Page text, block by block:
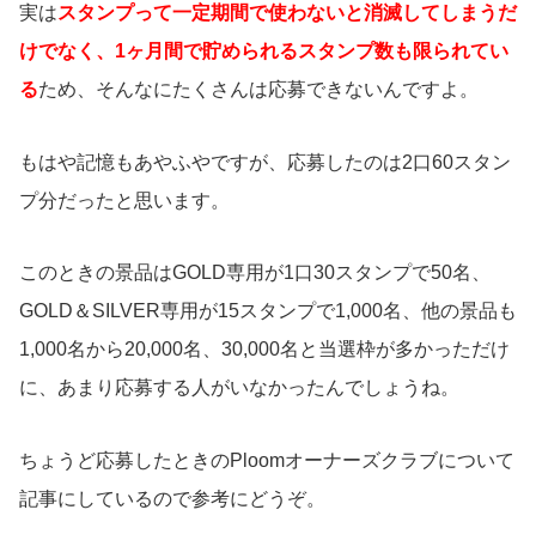
実はスタンプって一定期間で使わないと消滅してしまうだ
けでなく、1ヶ月間で貯められるスタンプ数も限られてい
るため、そんなにたくさんは応募できないんですよ。
もはや記憶もあやふやですが、応募したのは2口60スタン
プ分だったと思います。
このときの景品はGOLD専用が1口30スタンプで50名、
GOLD＆SILVER専用が15スタンプで1,000名、他の景品も
1,000名から20,000名、30,000名と当選枠が多かっただけ
に、あまり応募する人がいなかったんでしょうね。
ちょうど応募したときのPloomオーナーズクラブについて
記事にしているので参考にどうぞ。